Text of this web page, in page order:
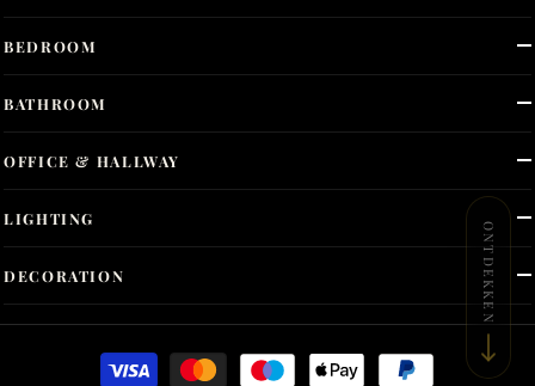
BEDROOM
BATHROOM
OFFICE & HALLWAY
LIGHTING
DECORATION ONTDEKKEN